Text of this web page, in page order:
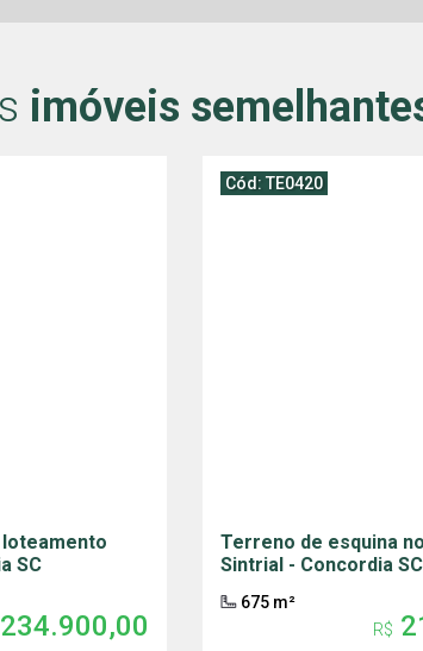
imóveis
SC
234.900,00
Cód: TE0420
Terreno de esquina
Sintrial - Concordia SC
675 m²
R$